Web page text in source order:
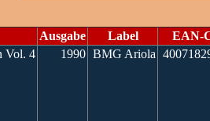
Ausgabe Label EAN-
Vol. 4
1990 BMG Ariola